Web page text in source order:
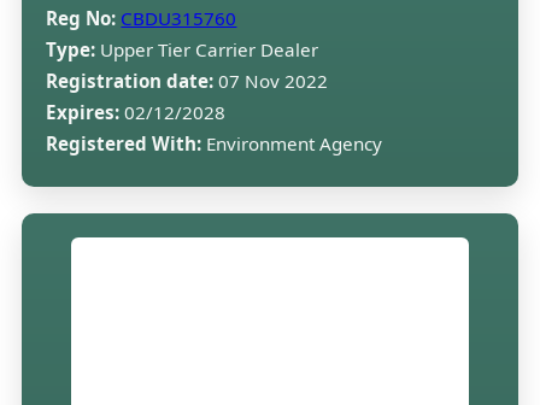
Reg No: CBDU315760
Type: Upper Tier Carrier Dealer
Registration date: 07 Nov 2022
Expires: 02/12/2028
Registered With: Environment Agency